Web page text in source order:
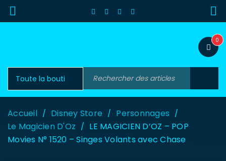
0
Accueil / Disney Store / Personnages /
Le Magicien D'Oz / LE MAGICIEN D’OZ – POP
Movies N° 1520 – Singes Volants avec Chase